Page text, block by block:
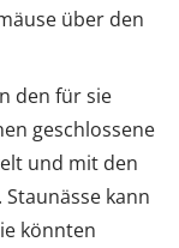
über den
den für sie
geschlossene
und mit den
kann
könnten